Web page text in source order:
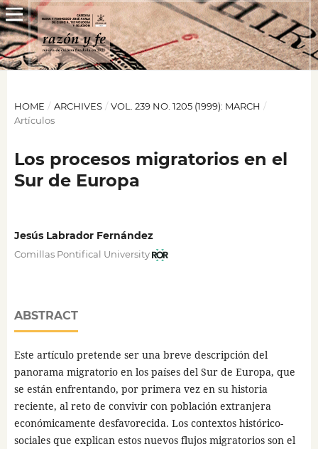
HOME / ARCHIVES / VOL. 239 NO. 1205 (1999): MARCH /
Artículos
Los procesos migratorios en el
Sur de Europa
Jesús Labrador Fernández
Comillas Pontifical University
ABSTRACT
Este artículo pretende ser una breve descripción del
panorama migratorio en los países del Sur de Europa, que
se están enfrentando, por primera vez en su historia
reciente, al reto de convivir con población extranjera
económicamente desfavorecida. Los contextos histórico-
sociales que explican estos nuevos flujos migratorios son el